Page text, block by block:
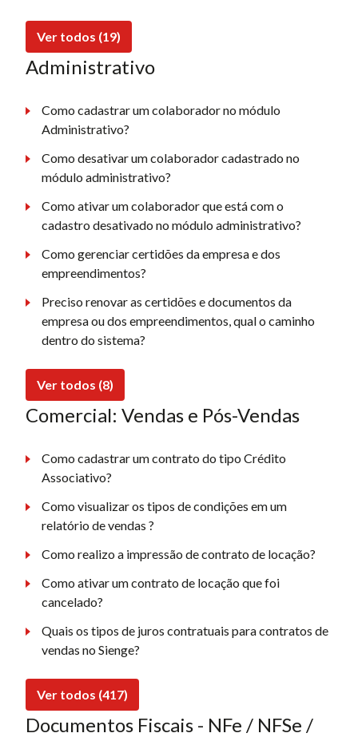
Ver todos (19)
Administrativo
Como cadastrar um colaborador no módulo
Administrativo?
Como desativar um colaborador cadastrado no
módulo administrativo?
Como ativar um colaborador que está com o
cadastro desativado no módulo administrativo?
Como gerenciar certidões da empresa e dos
empreendimentos?
Preciso renovar as certidões e documentos da
empresa ou dos empreendimentos, qual o caminho
dentro do sistema?
Ver todos (8)
Comercial: Vendas e Pós-Vendas
Como cadastrar um contrato do tipo Crédito
Associativo?
Como visualizar os tipos de condições em um
relatório de vendas ?
Como realizo a impressão de contrato de locação?
Como ativar um contrato de locação que foi
cancelado?
Quais os tipos de juros contratuais para contratos de
vendas no Sienge?
Ver todos (417)
Documentos Fiscais - NFe / NFSe /